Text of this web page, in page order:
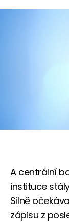
A centrální
instituce
Silně
zápisu z